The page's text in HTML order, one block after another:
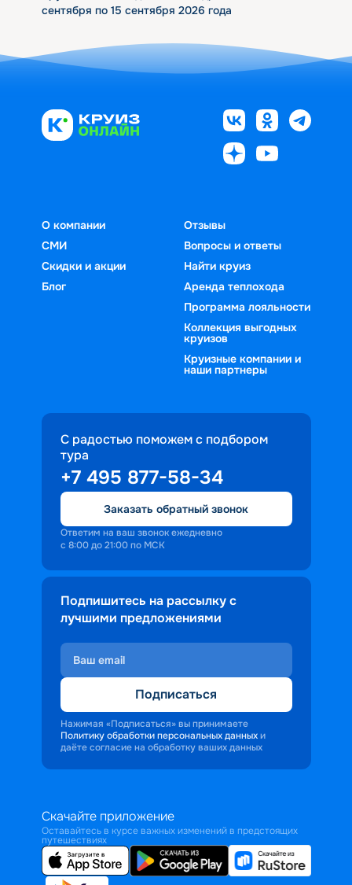
сентября по 15 сентября 2026 года
О компании
СМИ
Скидки и акции
Блог
Отзывы
Вопросы и ответы
Найти круиз
Аренда теплохода
Программа лояльности
Коллекция выгодных
круизов
Круизные компании и
наши партнеры
С радостью поможем с подбором
тура
+7 495 877-58-34
Заказать обратный звонок
Ответим на ваш звонок ежедневно
с 8:00 до 21:00 по МСК
Подпишитесь на рассылку с
лучшими предложениями
Подписаться
Нажимая «Подписаться» вы принимаете
Политику обработки персональных данных и
даёте согласие на обработку ваших данных
Скачайте приложение
Оставайтесь в курсе важных изменений в предстоящих
путешествиях